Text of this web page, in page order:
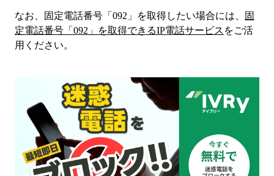
なお、固定電話番号「 092 」を取得したい場合には、
固
定電話番号「 092 」を取得できるIP電話サービス をご活
用ください。